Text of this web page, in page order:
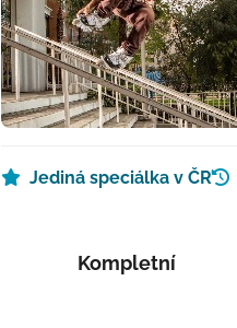
Jediná speciálka v ČR
Kompletní